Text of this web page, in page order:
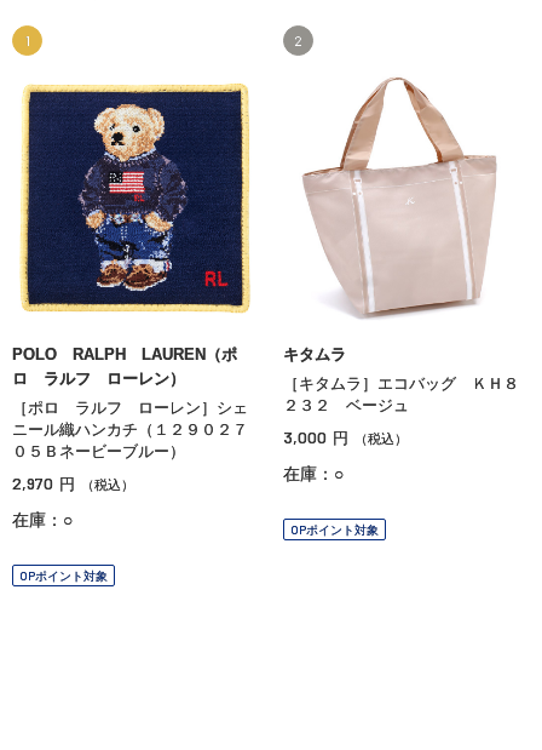
1
POLO RALPH LAUREN（ポ
ロ ラルフ ローレン）
［ポロ ラルフ ローレン］シェ
ニール織ハンカチ（１２９０２７
０５Ｂネービーブルー）
2,970 円 （税込）
在庫：○
OPポイント対象
2
キタムラ
［キタムラ］エコバッグ ＫＨ８
２３２ ベージュ
3,000 円 （税込）
在庫：○
OPポイント対象